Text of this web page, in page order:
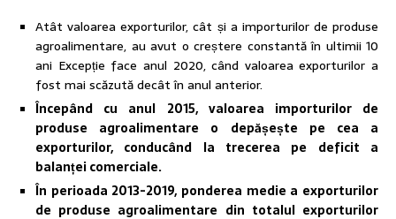
Atât valoarea exporturilor, cât și a importurilor de produse
agroalimentare, au avut o creștere constantă în ultimii 10
ani Excepție face anul 2020, când valoarea exporturilor a
fost mai scăzută decât în anul anterior.
Începând cu anul 2015, valoarea importurilor de
produse agroalimentare o depășește pe cea a
exporturilor, conducând la trecerea pe deficit a
balanței comerciale.
În perioada 2013-2019, ponderea medie a exporturilor
de produse agroalimentare din totalul exporturilor